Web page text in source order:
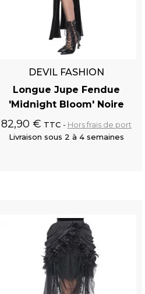
DEVIL FASHION
Longue Jupe Fendue
'Midnight Bloom' Noire
82,90 € TTC
Hors frais de port
Livraison sous 2 à 4 semaines